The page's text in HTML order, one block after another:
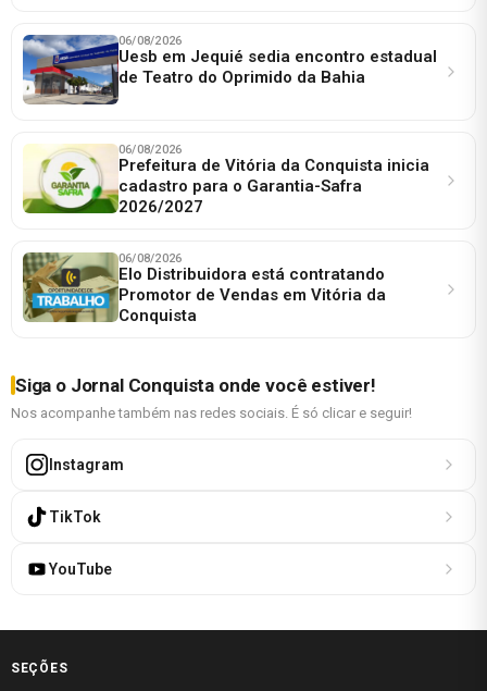
06/08/2026
Uesb em Jequié sedia encontro estadual
de Teatro do Oprimido da Bahia
06/08/2026
Prefeitura de Vitória da Conquista inicia
cadastro para o Garantia-Safra
2026/2027
06/08/2026
Elo Distribuidora está contratando
Promotor de Vendas em Vitória da
Conquista
Siga o Jornal Conquista onde você estiver!
Nos acompanhe também nas redes sociais. É só clicar e seguir!
Instagram
TikTok
YouTube
SEÇÕES